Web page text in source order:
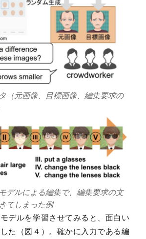
（元画像、目標画像、編集要求の
デルによる編集で、編集要求の文
てしまった例
デルを学習させてみると、面白い
た（図４）。確かに入力である編